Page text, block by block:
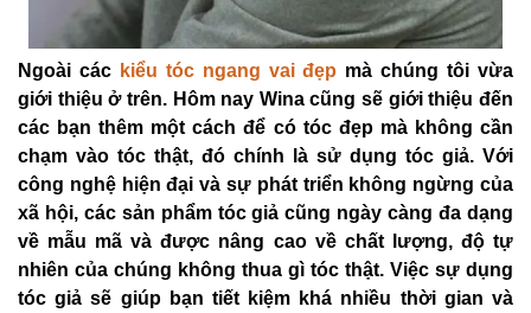
Ngoài các kiểu tóc ngang vai đẹp mà chúng tôi vừa
giới thiệu ở trên. Hôm nay Wina cũng sẽ giới thiệu đến
các bạn thêm một cách để có tóc đẹp mà không cần
chạm vào tóc thật, đó chính là sử dụng tóc giả. Với
công nghệ hiện đại và sự phát triển không ngừng của
xã hội, các sản phẩm tóc giả cũng ngày càng đa dạng
về mẫu mã và được nâng cao về chất lượng, độ tự
nhiên của chúng không thua gì tóc thật. Việc sự dụng
tóc giả sẽ giúp bạn tiết kiệm khá nhiều thời gian và